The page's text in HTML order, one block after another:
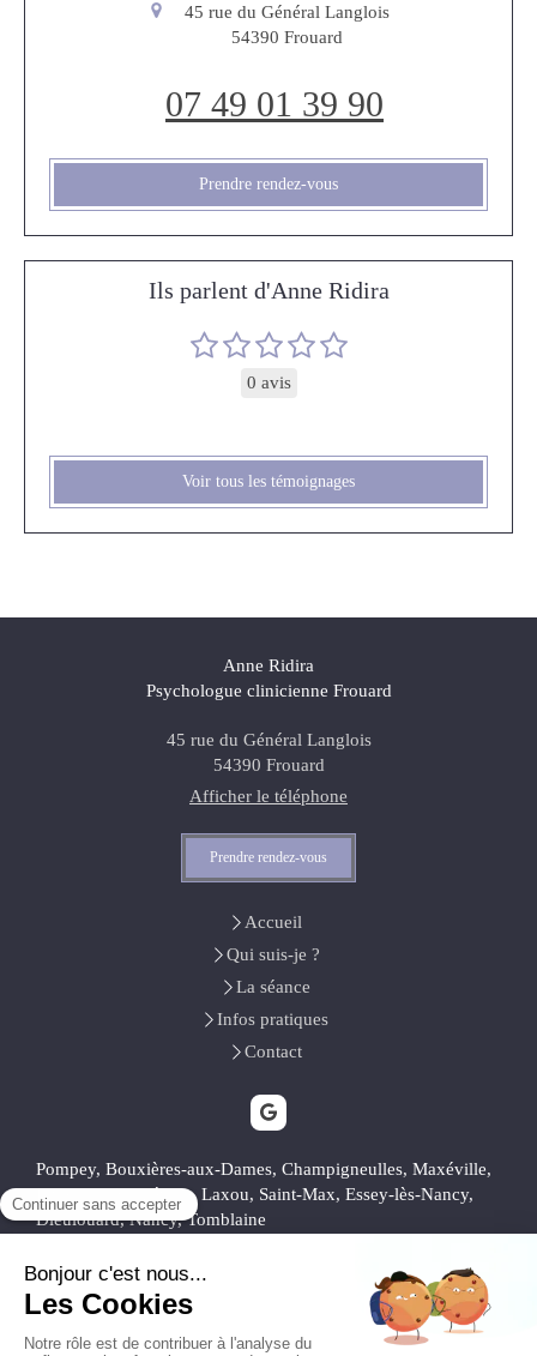
45 rue du Général Langlois
54390 Frouard
07 49 01 39 90
Prendre rendez-vous
Ils parlent d'Anne Ridira
0 avis
Voir tous les témoignages
Anne Ridira
Psychologue clinicienne Frouard
45 rue du Général Langlois
54390 Frouard
Afficher le téléphone
Prendre rendez-vous
Accueil
Qui suis-je ?
La séance
Infos pratiques
Contact
Pompey, Bouxières-aux-Dames, Champigneulles, Maxéville,
Liverdun, Malzéville, Laxou, Saint-Max, Essey-lès-Nancy,
Dieulouard, Nancy, Tomblaine